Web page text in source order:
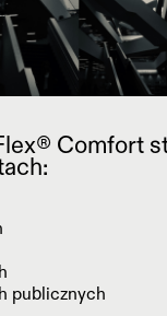
OBIEKTY
OBIEKTY
BEZ TAJEMNIC
BETONU
Comfort
publicznych